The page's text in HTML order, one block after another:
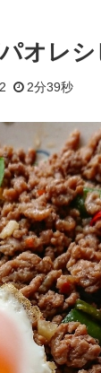
オレ
2分39秒